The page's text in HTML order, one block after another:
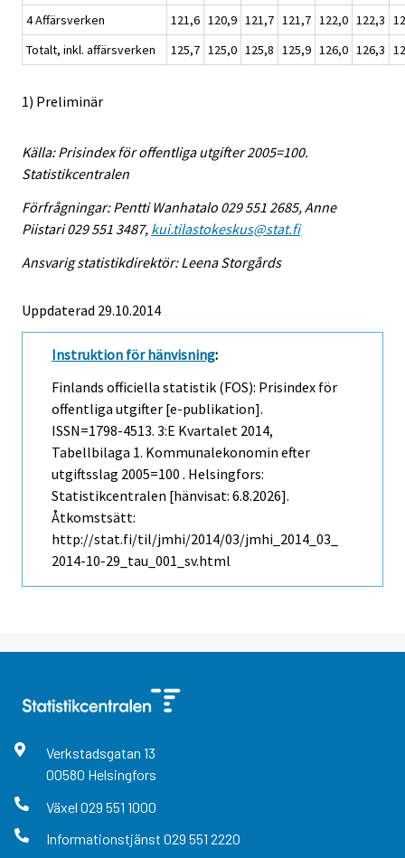
4 Affärsverken
121,6 120,9 121,7 121,7 122,0 122,3
Totalt, inkl. affärsverken
125,7 125,0 125,8 125,9 126,0 126,3
1) Preliminär
Källa: Prisindex för offentliga utgifter 2005=100.
Statistikcentralen
Förfrågningar: Pentti Wanhatalo 029 551 2685, Anne
Piistari 029 551 3487, kui.tilastokeskus@stat.fi
Ansvarig statistikdirektör: Leena Storgårds
Uppdaterad 29.10.2014
Instruktion för hänvisning:
Finlands officiella statistik (FOS): Prisindex för
offentliga utgifter [e-publikation].
ISSN=1798-4513. 3:e Kvartalet 2014,
Tabellbilaga 1. Kommunalekonomin efter
utgiftsslag 2005=100 . Helsingfors:
Statistikcentralen [hänvisat: 6.8.2026].
Åtkomstsätt:
http://stat.fi/til/jmhi/2014/03/jmhi_2014_03_
2014-10-29_tau_001_sv.html
Verkstadsgatan 13
00580 Helsingfors
Växel 029 551 1000
Informationstjänst 029 551 2220